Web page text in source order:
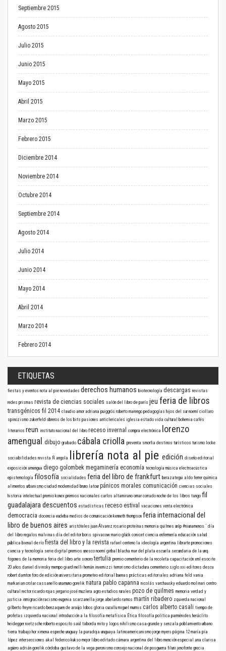
Septiembre 2015
Agosto 2015
Julio 2015
Junio 2015
Mayo 2015
Abril 2015
Marzo 2015
Febrero 2015
Diciembre 2014
Noviembre 2014
Octubre 2014
Septiembre 2014
Agosto 2014
Julio 2014
Junio 2014
Mayo 2014
Abril 2014
Marzo 2014
Febrero 2014
ETIQUETAS
fiestas y eventos nota al pie novedades derechos humanos biotecnología descargas revistas
redes prismas revista de ciencias sociales salón del libro de parís jeu feria de libros
transgénicos fil 2014 claudio amor adriana puiggrós roberto marengo pedagogías hijos del sur noemí ciollaro
spinozismo zukerfeld obreros de los bits pasiones anticlericales iglesia estado vida cultural bohemia cafés
literarios reun instituto nacional del libro receso invernal compra electrónica
lorenzo
amengual
dibujo grabado cábala criolla preventa smorfia destinos turísticos turismo locke
sociabilidades revista Ñ angola librería nota al pie edición diseño editorial
exposición amengua diego golombek megaminería economía tecnología música electroacústica
epistemología filosofía socialidades feria del libro de frankfurt berazategui aldo ferrer química
alimentos urbanismo ciudad modernidad bruno latour pánicos morales comunicación ciencias sociales
historia intelectual premio konex premios nacionales carlos altamirano omar corrado noche de los libros tango fil
guadalajaradescuentos estadísticas receso estival vacaciones venta electrónica
democracia docencia eudeba medios de comunicación kenneth thompson feria internacional del
libro de buenos aires aristóteles juan Álvarez rosario proteínas memoria quilmes unlp #niunamenos ´ día
del libro regalos malvinas día del editor boris spivacow mario glück conicet ciencia enfermería educación salud
pública bienal de río fiesta del libro y la revista rafael centeno la ideología argentina librarte promociones
ciencia y tecnología serie digital premios unesco noemí girbal blacha mar del plata escuela secundaria de la unq
fogones de la memoria feria del libro arte sonoro tertulia premio cementerio de la recoleta capacitación xml esocite
20 años daniel divinsky mempo giardinelli hernán invernizzi terrorismo dictadura cementerio siglo xxi editores descu
robert darnton foro de edición universitaria prometeo editorial buenas prácticas editoriales adriana feld vania
markarian crolar cassanello unamuno gorelik natura pablo capanna nicolás varchausky eduardo molinari centro
cultural rector ricardo rojas jergario josé muzlera agro estudios rurales pozo de quilmes memoria verdad y
justicia inmigración racismo eugenia scarzanella jorge abelardo ramos martín ribadero zquierda nacional
gilberto freyre ricardo benzaquen de araújo lobos gloria cucullu miguel murmis carlos alberto casali tiempo de
profetas izquierda nacional introducción a la filosofía metafísica Ética filosofía política parménides heráclito
heidegger nietzsche roberto esposito saúl taborda mito y logos nihilismo casa-grande y senzala poblamiento urbano
tierra trabajo hor ximena espeche uruguay la paradoja uruguaya latinoamericanismo jorge myers página 12 maría pía
lópez intersecciones akal federico kukso mejor libro editado cámara argentina del libro mención especial ana clarisa
agüero adrián gorelik córdoba gustavo de la vega peronismo consejo nacional de posguerra filuni jenofonte grecia